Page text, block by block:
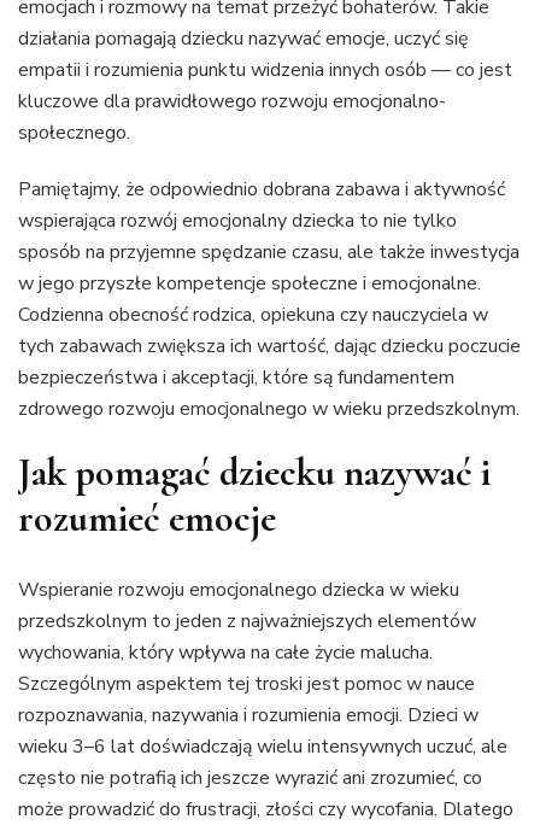
emocjach i rozmowy na temat przeżyć bohaterów. Takie
działania pomagają dziecku nazywać emocje, uczyć się
empatii i rozumienia punktu widzenia innych osób — co jest
kluczowe dla prawidłowego rozwoju emocjonalno-
społecznego.
Pamiętajmy, że odpowiednio dobrana zabawa i aktywność
wspierająca rozwój emocjonalny dziecka to nie tylko
sposób na przyjemne spędzanie czasu, ale także inwestycja
w jego przyszłe kompetencje społeczne i emocjonalne.
Codzienna obecność rodzica, opiekuna czy nauczyciela w
tych zabawach zwiększa ich wartość, dając dziecku poczucie
bezpieczeństwa i akceptacji, które są fundamentem
zdrowego rozwoju emocjonalnego w wieku przedszkolnym.
Jak pomagać dziecku nazywać i
rozumieć emocje
Wspieranie rozwoju emocjonalnego dziecka w wieku
przedszkolnym to jeden z najważniejszych elementów
wychowania, który wpływa na całe życie malucha.
Szczególnym aspektem tej troski jest pomoc w nauce
rozpoznawania, nazywania i rozumienia emocji. Dzieci w
wieku 3–6 lat doświadczają wielu intensywnych uczuć, ale
często nie potrafią ich jeszcze wyrazić ani zrozumieć, co
może prowadzić do frustracji, złości czy wycofania. Dlatego